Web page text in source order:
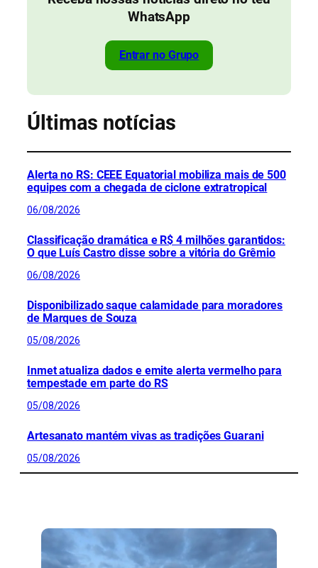
WhatsApp
Entrar no Grupo
Últimas notícias
Alerta no RS: CEEE Equatorial mobiliza mais de 500
equipes com a chegada de ciclone extratropical
06/08/2026
Classificação dramática e R$ 4 milhões garantidos:
O que Luís Castro disse sobre a vitória do Grêmio
06/08/2026
Disponibilizado saque calamidade para moradores
de Marques de Souza
05/08/2026
Inmet atualiza dados e emite alerta vermelho para
tempestade em parte do RS
05/08/2026
Artesanato mantém vivas as tradições Guarani
05/08/2026